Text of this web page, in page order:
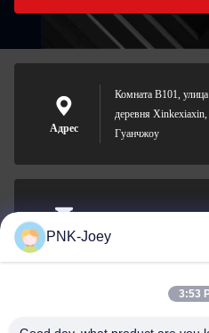
Адрес
Комната B101,
деревня Xinkexiaxin,
Гуанчжоу
Электронная
PNK-Joey
3:53